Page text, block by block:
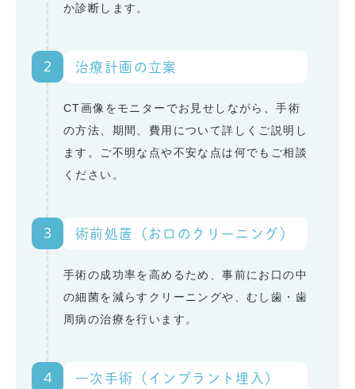
か診断します。
2 治療計画の立案
CT画像をモニターでお見せしながら、手術
の方法、期間、費用について詳しくご説明し
ます。ご不明な点や不安な点は何でもご相談
ください。
3 術前処置（お口のクリーニング）
手術の成功率を高めるため、事前にお口の中
の細菌を減らすクリーニングや、むし歯・歯
周病の治療を行います。
4 一次手術（インプラント埋入）